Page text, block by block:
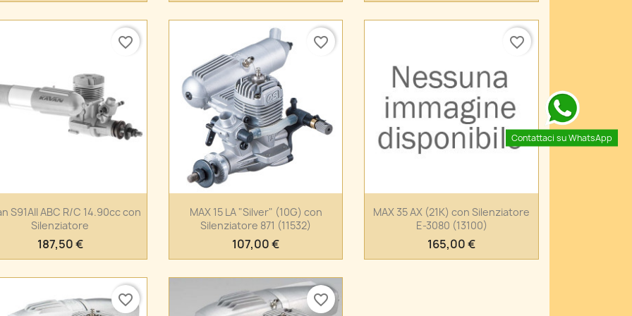
 Anteprima
S91AII ABC R/C 14.90cc con
Silenziatore
187,50 €
favorite_border
Anteprima
MAX 15 LA "Silver" (10G) con
Silenziatore 871 (11532)
107,00 €
favorite_border
Anteprima
MAX 35 AX (21K) con Silenziatore
E-3080 (13100)
165,00 €
favorite_border
favorite_border favorite_border
Contattaci su WhatsApp